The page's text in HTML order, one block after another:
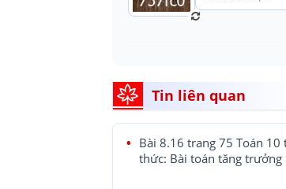
Tin liên quan
Bài 8.16 trang 75 Toán 10
thức: Bài toán tăng trưởng